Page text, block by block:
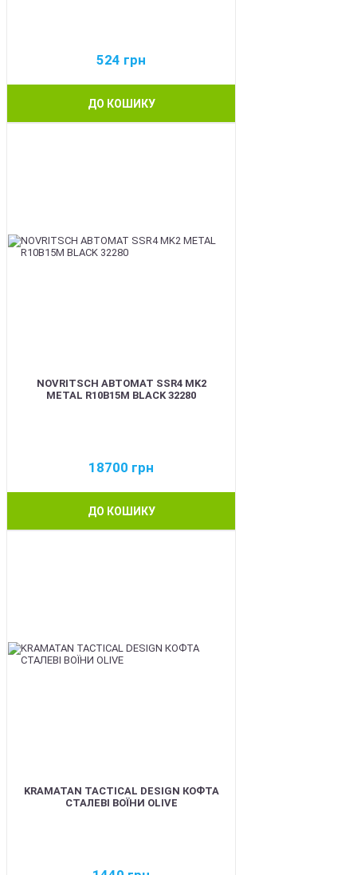
524 грн
ДО КОШИКУ
NOVRITSCH АВТОМАТ SSR4 MK2
METAL R10B15M BLACK 32280
18700 грн
ДО КОШИКУ
KRAMATAN TACTICAL DESIGN КОФТА
СТАЛЕВІ ВОЇНИ OLIVE